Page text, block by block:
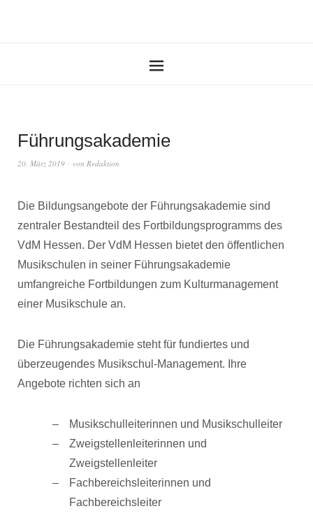
Führungsakademie
20. März 2019 von Redaktion
Die Bildungsangebote der Führungsakademie sind
zentraler Bestandteil des Fortbildungsprogramms des
VdM Hessen. Der VdM Hessen bietet den öffentlichen
Musikschulen in seiner Führungsakademie
umfangreiche Fortbildungen zum Kulturmanagement
einer Musikschule an.
Die Führungsakademie steht für fundiertes und
überzeugendes Musikschul-Management. Ihre
Angebote richten sich an
Musikschulleiterinnen und Musikschulleiter
Zweigstellenleiterinnen und
Zweigstellenleiter
Fachbereichsleiterinnen und
Fachbereichsleiter